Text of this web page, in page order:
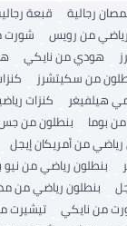
رجالية قبعة
من رويس
هودي من نايكي
من سكيتشرز
هيلفيغر كنزات
بوما بنطلون من
من أمريكان إيجل
بنطلون رياضي من نيو
بنطلون رياضي من
من نايكي تيشيرت